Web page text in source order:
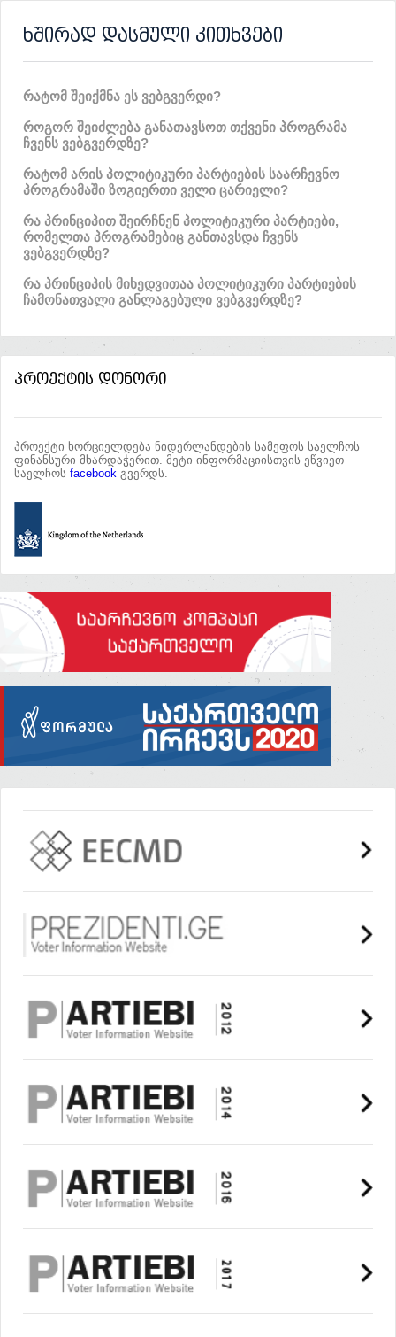
ხშირად დასმული კითხვები
რატომ შეიქმნა ეს ვებგვერდი?
როგორ შეიძლება განათავსოთ თქვენი პროგრამა
ჩვენს ვებგვერდზე?
რატომ არის პოლიტიკური პარტიების საარჩევნო
პროგრამაში ზოგიერთი ველი ცარიელი?
რა პრინციპით შეირჩნენ პოლიტიკური პარტიები,
რომელთა პროგრამებიც განთავსდა ჩვენს
ვებგვერდზე?
რა პრინციპის მიხედვითაა პოლიტიკური პარტიების
ჩამონათვალი განლაგებული ვებგვერდზე?
პროექტის დონორი
პროექტი ხორციელდება ნიდერლანდების სამეფოს საელჩოს
ფინანსური მხარდაჭერით. მეტი ინფორმაციისთვის ეწვიეთ
საელჩოს facebook გვერდს.